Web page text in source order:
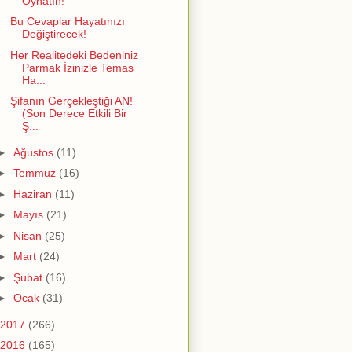
Bu Cevaplar Hayatınızı
Değiştirecek!
Her Realitedeki Bedeniniz
Parmak İzinizle Temas
Ha...
Şifanın Gerçekleştiği AN!
(Son Derece Etkili Bir
Ş...
Ağustos (11)
Temmuz (16)
Haziran (11)
Mayıs (21)
Nisan (25)
Mart (24)
Şubat (16)
Ocak (31)
2017 (266)
2016 (165)